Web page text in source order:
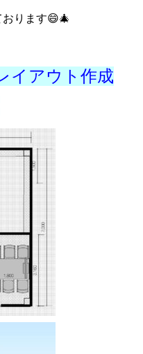
ります😄🎄
イアウト作成